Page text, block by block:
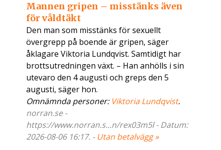
Mannen gripen – misstänks även
för våldtäkt
Den man som misstänks för sexuellt
övergrepp på boende är gripen, säger
åklagare Viktoria Lundqvist. Samtidigt har
brottsutredningen växt. – Han anhölls i sin
utevaro den 4 augusti och greps den 5
augusti, säger hon.
Omnämnda personer: Viktoria Lundqvist.
norran.se -
https://www.norran.s...n/rex03m5l - Datum:
2026-08-06 16:17. - Utan betalvägg »